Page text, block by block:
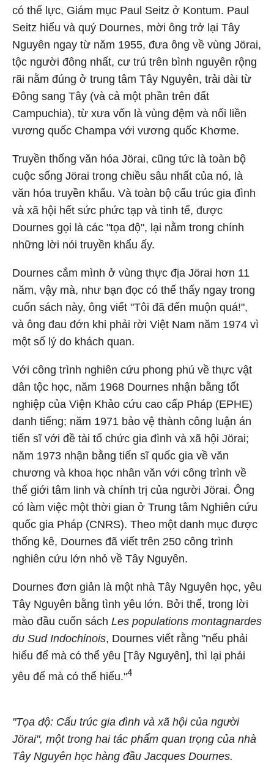
có thế lực, Giám mục Paul Seitz ở Kontum. Paul
Seitz hiểu và quý Dournes, mời ông trở lại Tây
Nguyên ngay từ năm 1955, đưa ông về vùng Jörai,
tộc người đông nhất, cư trú trên bình nguyên rộng
rãi nằm đúng ở trung tâm Tây Nguyên, trải dài từ
Đông sang Tây (và cả một phần trên đất
Campuchia), từ xưa vốn là vùng đệm và nối liền
vương quốc Champa với vương quốc Khơme.
Truyền thống văn hóa Jörai, cũng tức là toàn bộ
cuộc sống Jörai trong chiều sâu nhất của nó, là
văn hóa truyền khẩu. Và toàn bộ cấu trúc gia đình
và xã hội hết sức phức tạp và tinh tế, được
Dournes gọi là các "tọa độ", lại nằm trong chính
những lời nói truyền khẩu ấy.
Dournes cắm mình ở vùng thực địa Jörai hơn 11
năm, vậy mà, như bạn đọc có thế thấy ngay trong
cuốn sách này, ông viết "Tôi đã đến muộn quá!",
và ông đau đớn khi phải rời Việt Nam năm 1974 vì
một số lý do khách quan.
Với công trình nghiên cứu phong phú về thực vật
dân tộc học, năm 1968 Dournes nhận bằng tốt
nghiệp của Viện Khảo cứu cao cấp Pháp (EPHE)
danh tiếng; năm 1971 bảo vệ thành công luận án
tiến sĩ với đề tài tổ chức gia đình và xã hội Jörai;
năm 1973 nhận bằng tiến sĩ quốc gia về văn
chương và khoa học nhân văn với công trình về
thế giới tâm linh và chính trị của người Jörai. Ông
có làm việc một thời gian ở Trung tâm Nghiên cứu
quốc gia Pháp (CNRS). Theo một danh mục được
thống kê, Dournes đã viết trên 250 công trình
nghiên cứu lớn nhỏ về Tây Nguyên.
Dournes đơn giản là một nhà Tây Nguyên học, yêu
Tây Nguyên bằng tình yêu lớn. Bởi thế, trong lời
mào đầu cuốn sách Les populations montagnardes
du Sud Indochinois, Dournes viết rằng "nếu phải
hiểu để mà có thể yêu [Tây Nguyên], thì lại phải
yêu để mà có thể hiểu."4
"Tọa độ: Cấu trúc gia đình và xã hội của người
Jörai", một trong hai tác phẩm quan trọng của nhà
Tây Nguyên học hàng đầu Jacques Dournes.